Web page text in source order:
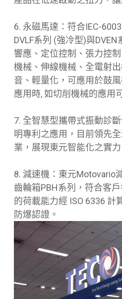
6. 永磁馬達：符合IEC-
DVLF系列 (強冷型)與
響應、定位控制、張力控
機械、伸線機械、全電射
音、輕量化，可應用於鼓
應用時, 如切削機械的應用
7. 全智慧型攜帶式振動診
明專利之應用，目前領先
業，展現東元智能化之實力
8. 減速機：東元Motovario
齒輪箱PBH系列，符合客
的荷載能力經 ISO 6336 計
防爆認證。